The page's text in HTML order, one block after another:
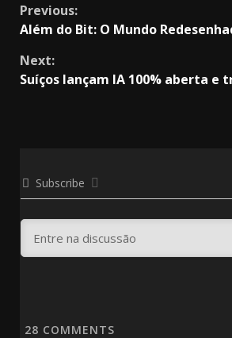
Continue
Previous:
Além do Bit: O Mundo
Next:
Suíços lançam IA 100% aberta e
Subscribe
28 COMMENTS